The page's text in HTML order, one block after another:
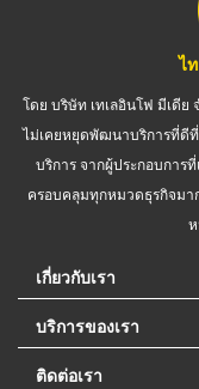
ไ
โดย บริษัท เทเลอินโฟ มีเดีย
ไม่เคยหยุดพัฒนาบริการที่ดี
บริการ จากผู้ประกอบการ
ครอบคลุมทุกหมวดธุรกิจมา
เกี่ยวกับเรา
บริการของเรา
ติดต่อเรา